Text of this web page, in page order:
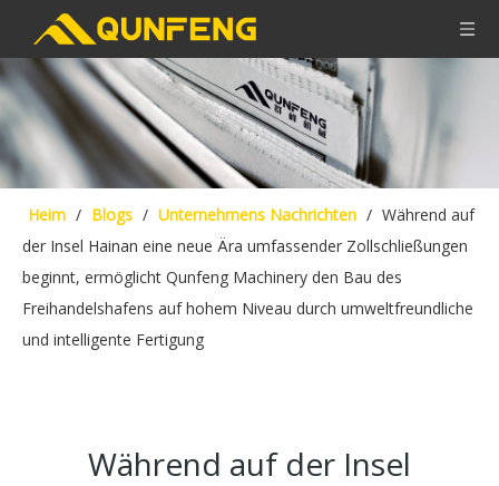
Heim / Blogs / Unternehmens Nachrichten / Während auf
der Insel Hainan eine neue Ära umfassender Zollschließungen
beginnt, ermöglicht Qunfeng Machinery den Bau des
Freihandelshafens auf hohem Niveau durch umweltfreundliche
und intelligente Fertigung
Während auf der Insel